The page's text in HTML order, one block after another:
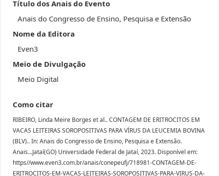
Título dos Anais do Evento
Anais do Congresso de Ensino, Pesquisa e Extensão
Nome da Editora
Even3
Meio de Divulgação
Meio Digital
Como citar
RIBEIRO, Linda Meire Borges et al.. CONTAGEM DE ERITROCITOS EM
VACAS LEITEIRAS SOROPOSITIVAS PARA VÍRUS DA LEUCEMIA BOVINA
(BLV).. In: Anais do Congresso de Ensino, Pesquisa e Extensão.
Anais...Jataí(GO) Universidade Federal de Jataí, 2023. Disponível em:
https//www.even3.com.br/anais/conepeufj/718981-CONTAGEM-DE-
ERITROCITOS-EM-VACAS-LEITEIRAS-SOROPOSITIVAS-PARA-VIRUS-DA-